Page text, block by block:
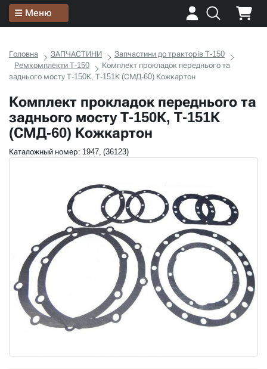
Меню
Головна ЗАПЧАСТИНИ
Запчастини до тракторів Т-150
Ремкомплекти Т-150
Комплект прокладок переднього та
заднього мосту Т-150К, Т-151К (СМД-60) Кожкартон
Комплект прокладок переднього та
заднього мосту Т-150К, Т-151К
(СМД-60) Кожкартон
Каталожный номер: 1947, (36123)